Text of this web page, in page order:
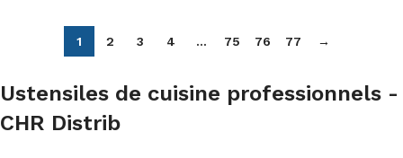
1 2 3 4 … 75 76 77 →
Ustensiles de cuisine professionnels -
CHR Distrib